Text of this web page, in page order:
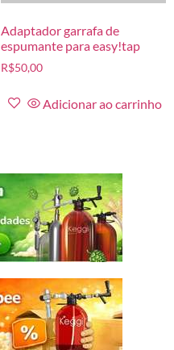
Adaptador garrafa de
espumante para easy!tap
R$50,00
Adicionar ao carrinho